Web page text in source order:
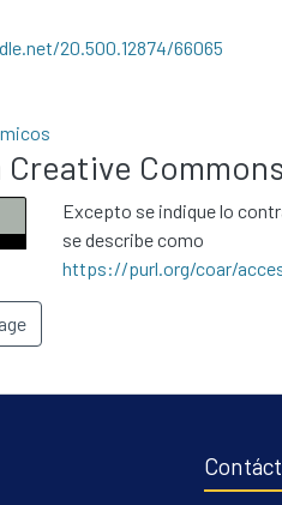
20.500.12874/66065
Commons
Excepto se indique lo
se describe como
https://purl.org/coar/